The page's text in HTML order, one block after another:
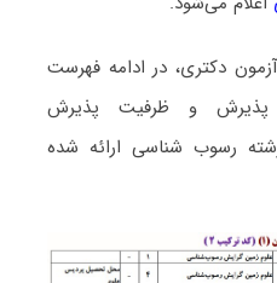
دکتری، در ادامه فهرست
پذیرش و ظرفیت پذیرش
رسوب شناسی ارائه شده